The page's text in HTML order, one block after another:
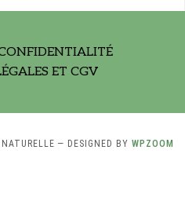
ET CGV
— DESIGNED BY WPZOOM